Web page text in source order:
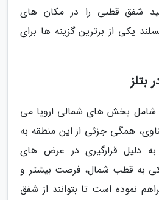
شفق قطبی را در مکان های
یکی از برترین گزینه ها برای
شامل بخش های شمالی اروپا می
همگی جزئی از این منطقه به
دلیل قرارگیری در عرض های
به قطب شمال، فرصت بیشتر و
نموده است تا بتوانند از شفق